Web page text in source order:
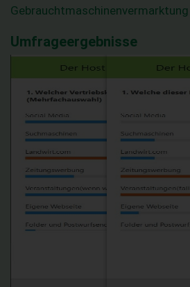
Gebrauchtmaschinenvermarktung
Umfrageergebnisse